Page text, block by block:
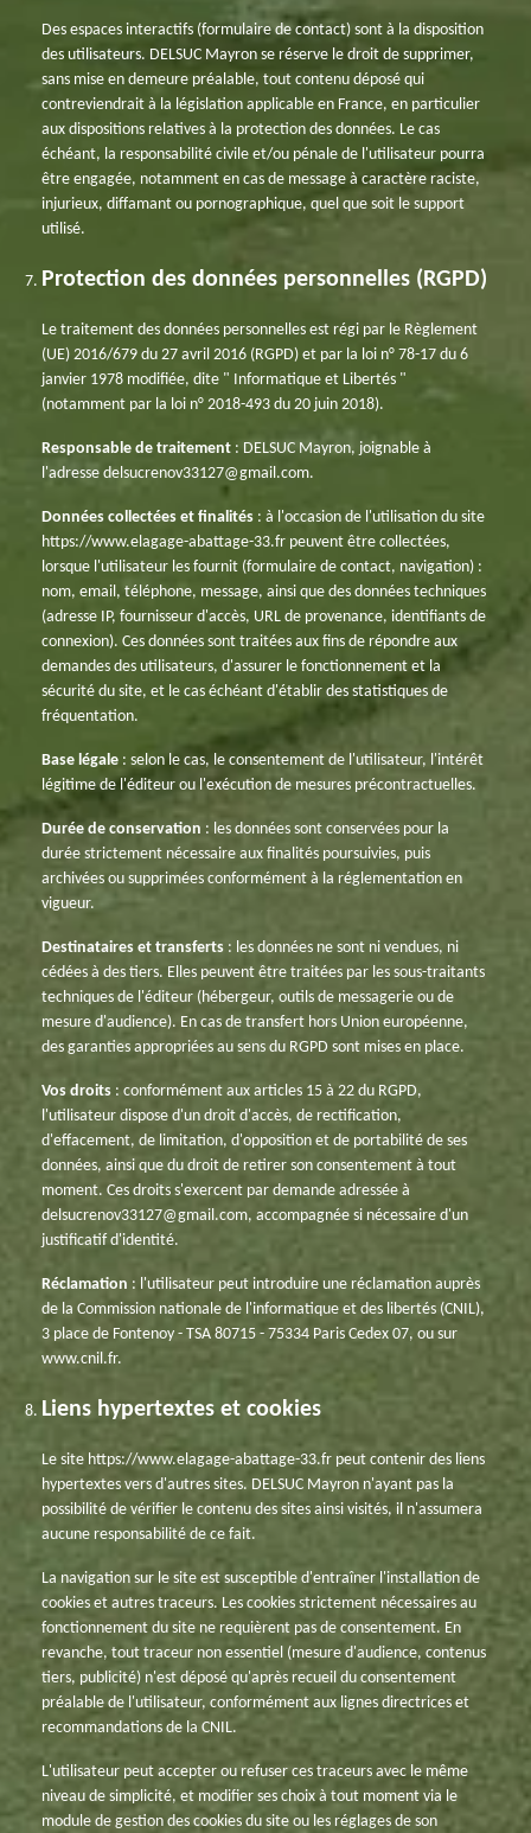
Des espaces interactifs (formulaire de contact) sont à la disposition
des utilisateurs. DELSUC Mayron se réserve le droit de supprimer,
sans mise en demeure préalable, tout contenu déposé qui
contreviendrait à la législation applicable en France, en particulier
aux dispositions relatives à la protection des données. Le cas
échéant, la responsabilité civile et/ou pénale de l'utilisateur pourra
être engagée, notamment en cas de message à caractère raciste,
injurieux, diffamant ou pornographique, quel que soit le support
utilisé.
Protection des données personnelles (RGPD)
Le traitement des données personnelles est régi par le Règlement
(UE) 2016/679 du 27 avril 2016 (RGPD) et par la loi n° 78-17 du 6
janvier 1978 modifiée, dite " Informatique et Libertés "
(notamment par la loi n° 2018-493 du 20 juin 2018).
Responsable de traitement : DELSUC Mayron, joignable à
l'adresse delsucrenov33127@gmail.com.
Données collectées et finalités : à l'occasion de l'utilisation du site
https://www.elagage-abattage-33.fr peuvent être collectées,
lorsque l'utilisateur les fournit (formulaire de contact, navigation) :
nom, email, téléphone, message, ainsi que des données techniques
(adresse IP, fournisseur d'accès, URL de provenance, identifiants de
connexion). Ces données sont traitées aux fins de répondre aux
demandes des utilisateurs, d'assurer le fonctionnement et la
sécurité du site, et le cas échéant d'établir des statistiques de
fréquentation.
Base légale : selon le cas, le consentement de l'utilisateur, l'intérêt
légitime de l'éditeur ou l'exécution de mesures précontractuelles.
Durée de conservation : les données sont conservées pour la
durée strictement nécessaire aux finalités poursuivies, puis
archivées ou supprimées conformément à la réglementation en
vigueur.
Destinataires et transferts : les données ne sont ni vendues, ni
cédées à des tiers. Elles peuvent être traitées par les sous-traitants
techniques de l'éditeur (hébergeur, outils de messagerie ou de
mesure d'audience). En cas de transfert hors Union européenne,
des garanties appropriées au sens du RGPD sont mises en place.
Vos droits : conformément aux articles 15 à 22 du RGPD,
l'utilisateur dispose d'un droit d'accès, de rectification,
d'effacement, de limitation, d'opposition et de portabilité de ses
données, ainsi que du droit de retirer son consentement à tout
moment. Ces droits s'exercent par demande adressée à
delsucrenov33127@gmail.com, accompagnée si nécessaire d'un
justificatif d'identité.
Réclamation : l'utilisateur peut introduire une réclamation auprès
de la Commission nationale de l'informatique et des libertés (CNIL),
3 place de Fontenoy - TSA 80715 - 75334 Paris Cedex 07, ou sur
www.cnil.fr.
Liens hypertextes et cookies
Le site https://www.elagage-abattage-33.fr peut contenir des liens
hypertextes vers d'autres sites. DELSUC Mayron n'ayant pas la
possibilité de vérifier le contenu des sites ainsi visités, il n'assumera
aucune responsabilité de ce fait.
La navigation sur le site est susceptible d'entraîner l'installation de
cookies et autres traceurs. Les cookies strictement nécessaires au
fonctionnement du site ne requièrent pas de consentement. En
revanche, tout traceur non essentiel (mesure d'audience, contenus
tiers, publicité) n'est déposé qu'après recueil du consentement
préalable de l'utilisateur, conformément aux lignes directrices et
recommandations de la CNIL.
L'utilisateur peut accepter ou refuser ces traceurs avec le même
niveau de simplicité, et modifier ses choix à tout moment via le
module de gestion des cookies du site ou les réglages de son